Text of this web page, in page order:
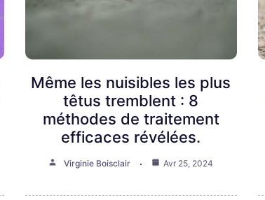
Même les nuisibles les plus
têtus tremblent : 8
méthodes de traitement
efficaces révélées.
Virginie Boisclair Avr 25, 2024